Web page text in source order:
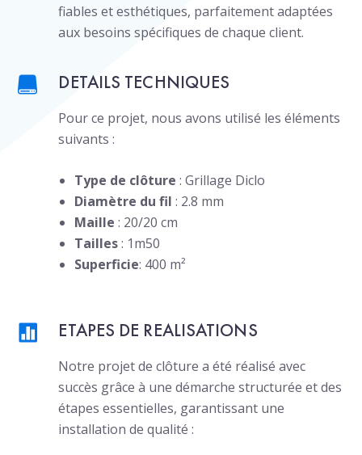
fiables et esthétiques, parfaitement adaptées
aux besoins spécifiques de chaque client.
DETAILS TECHNIQUES
Pour ce projet, nous avons utilisé les éléments
suivants :
Type de clôture : Grillage Diclo
Diamètre du fil : 2.8 mm
Maille : 20/20 cm
Tailles : 1m50
Superficie: 400 m²
ETAPES DE REALISATIONS
Notre projet de clôture a été réalisé avec
succès grâce à une démarche structurée et des
étapes essentielles, garantissant une
installation de qualité :